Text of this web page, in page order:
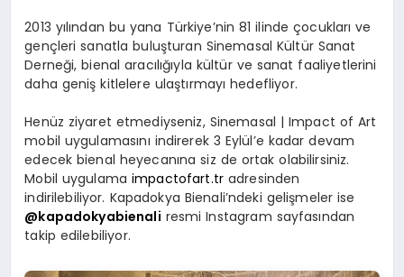
2013 yılından bu yana Türkiye’nin 81 ilinde çocukları ve
gençleri sanatla buluşturan Sinemasal Kültür Sanat
Derneği, bienal aracılığıyla kültür ve sanat faaliyetlerini
daha geniş kitlelere ulaştırmayı hedefliyor.
Henüz ziyaret etmediyseniz, Sinemasal | Impact of Art
mobil uygulamasını indirerek 3 Eylül’e kadar devam
edecek bienal heyecanına siz de ortak olabilirsiniz.
Mobil uygulama impactofart.tr adresinden
indirilebiliyor. Kapadokya Bienali’ndeki gelişmeler ise
@kapadokyabienali resmi Instagram sayfasından
takip edilebiliyor.